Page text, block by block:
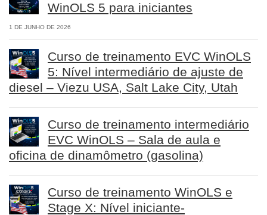
WinOLS 5 para iniciantes
1 DE JUNHO DE 2026
Curso de treinamento EVC WinOLS
5: Nível intermediário de ajuste de
diesel – Viezu USA, Salt Lake City, Utah
Curso de treinamento intermediário
EVC WinOLS – Sala de aula e
oficina de dinamômetro (gasolina)
Curso de treinamento WinOLS e
Stage X: Nível iniciante-